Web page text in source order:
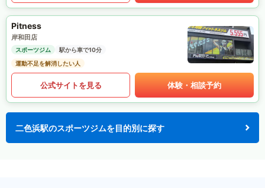
Pitness
岸和田店
スポーツジム
駅から車で10分
運動不足を解消したい人
公式サイトを見る 体験・相談予約
二色浜駅のスポーツジムを目的別に探す